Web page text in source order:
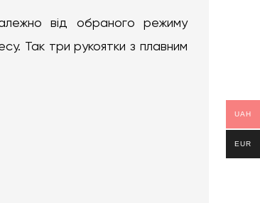
від обраного режиму
Так три рукоятки з плавним
UAH
EUR